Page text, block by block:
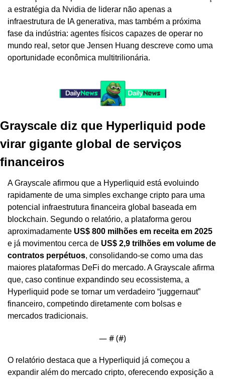
a estratégia da Nvidia de liderar não apenas a
infraestrutura de IA generativa, mas também a próxima
fase da indústria: agentes físicos capazes de operar no
mundo real, setor que Jensen Huang descreve como uma
oportunidade econômica multitrilionária.
Grayscale diz que Hyperliquid pode
virar gigante global de serviços
financeiros
A Grayscale afirmou que a Hyperliquid está evoluindo
rapidamente de uma simples exchange cripto para uma
potencial infraestrutura financeira global baseada em
blockchain. Segundo o relatório, a plataforma gerou
aproximadamente US$ 800 milhões em receita em 2025
e já movimentou cerca de US$ 2,9 trilhões em volume de
contratos perpétuos, consolidando-se como uma das
maiores plataformas DeFi do mercado. A Grayscale afirma
que, caso continue expandindo seu ecossistema, a
Hyperliquid pode se tornar um verdadeiro “juggernaut”
financeiro, competindo diretamente com bolsas e
mercados tradicionais.
— # (#)
O relatório destaca que a Hyperliquid já começou a
expandir além do mercado cripto, oferecendo exposição a